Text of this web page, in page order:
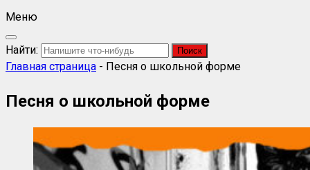
Меню
Найти:
Главная страница - Песня о школьной форме
Песня о школьной форме